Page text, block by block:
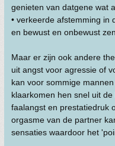
genieten van datgene wat
• verkeerde afstemming in
en bewust en onbewust
Maar er zijn ook andere
uit angst voor agressie of
kan voor sommige
klaarkomen hen snel uit
faalangst en prestatiedruk
orgasme van de partner
sensaties waardoor het